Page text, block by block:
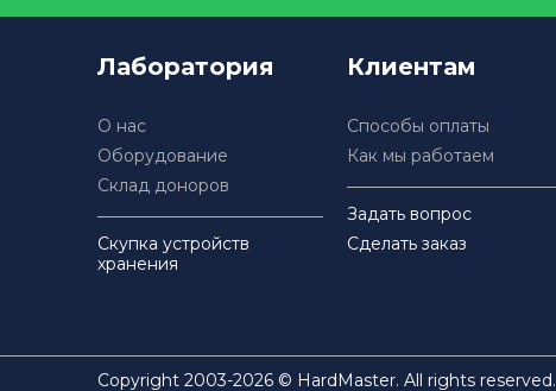
Лаборатория
О нас
Оборудование
Склад доноров
Скупка устройств
хранения
Клиентам
Способы оплаты
Как мы работаем
Задать вопрос
Сделать заказ
Copyright 2003-2026 © HardMaster. All rights reserved.